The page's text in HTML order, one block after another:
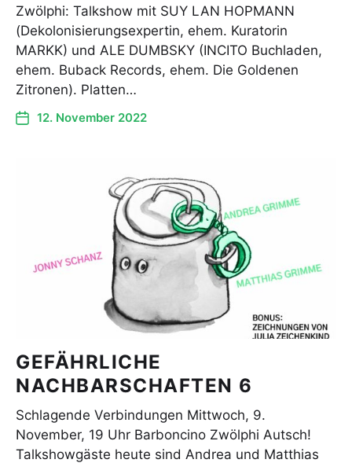
Zwölphi: Talkshow mit SUY LAN HOPMANN
(Dekolonisierungsexpertin, ehem. Kuratorin
MARKK) und ALE DUMBSKY (INCITO Buchladen,
ehem. Buback Records, ehem. Die Goldenen
Zitronen). Platten…
12. November 2022
GEFÄHRLICHE
NACHBARSCHAFTEN 6
Schlagende Verbindungen Mittwoch, 9.
November, 19 Uhr Barboncino Zwölphi Autsch!
Talkshowgäste heute sind Andrea und Matthias